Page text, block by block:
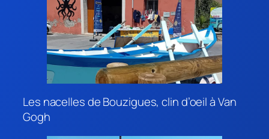
Les nacelles de Bouzigues, clin d’oeil à Van
Gogh